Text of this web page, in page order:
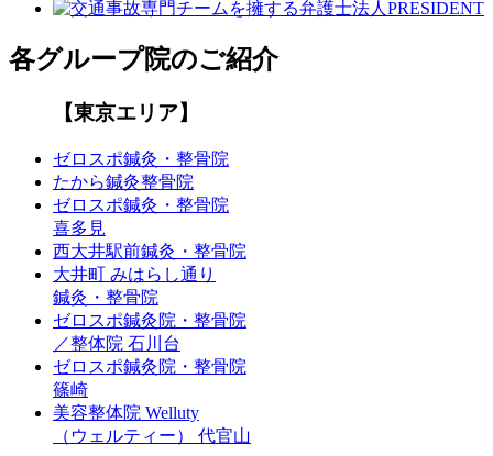
各グループ院のご紹介
【東京エリア】
ゼロスポ鍼灸・整骨院
たから鍼灸整骨院
ゼロスポ鍼灸・整骨院
喜多見
西大井駅前鍼灸・整骨院
大井町 みはらし通り
鍼灸・整骨院
ゼロスポ鍼灸院・整骨院
／整体院 石川台
ゼロスポ鍼灸院・整骨院
篠崎
美容整体院 Welluty
（ウェルティー） 代官山